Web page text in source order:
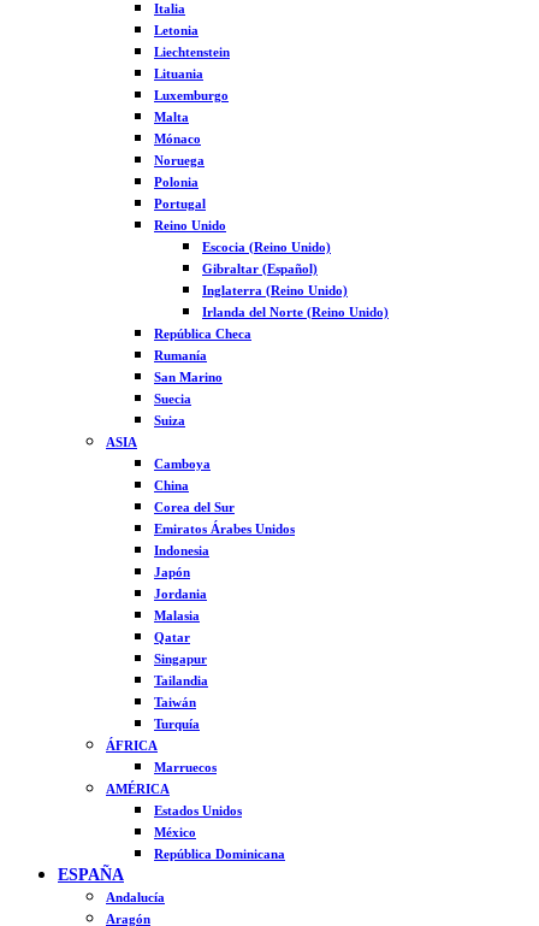
Italia
Letonia
Liechtenstein
Lituania
Luxemburgo
Malta
Mónaco
Noruega
Polonia
Portugal
Reino Unido
Escocia (Reino Unido)
Gibraltar (Español)
Inglaterra (Reino Unido)
Irlanda del Norte (Reino Unido)
República Checa
Rumanía
San Marino
Suecia
Suiza
ASIA
Camboya
China
Corea del Sur
Emiratos Árabes Unidos
Indonesia
Japón
Jordania
Malasia
Qatar
Singapur
Tailandia
Taiwán
Turquía
ÁFRICA
Marruecos
AMÉRICA
Estados Unidos
México
República Dominicana
ESPAÑA
Andalucía
Aragón